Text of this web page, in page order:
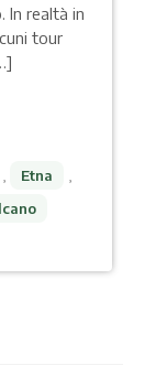
In realtà in
tour
Etna